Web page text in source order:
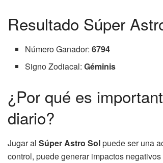
Resultado Súper
Número Ganador:6794
Signo Zodiacal:Géminis
¿Por qué es
diario?
Jugar al Súper Astro Solpuede ser una
control, puede generar impactos